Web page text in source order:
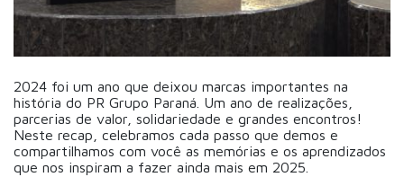
2024 foi um ano que deixou marcas importantes na
história do PR Grupo Paraná. Um ano de realizações,
parcerias de valor, solidariedade e grandes encontros!
Neste recap, celebramos cada passo que demos e
compartilhamos com você as memórias e os aprendizados
que nos inspiram a fazer ainda mais em 2025.